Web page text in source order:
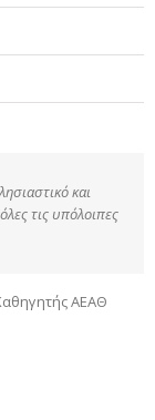
και
τις υπόλοιπες
ΑΕΑΘ